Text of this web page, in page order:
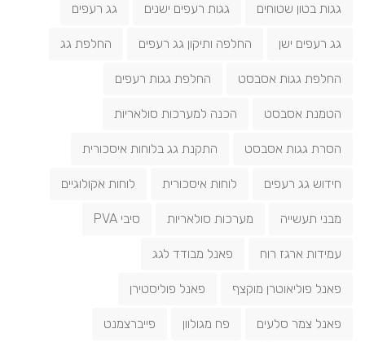
גגות בטון שטוחים גגות רעפים ישנים גג רעפים
גג רעפים ישן החלפה ותיקון גג רעפים החלפת גג
החלפת גגות אסבסט החלפת גגות רעפים
הטמנת אסבסט הכנה למערכות סולאריות
הסרת גגות אסבסט התקנת גג בלוחות איסכורית
חידוש גג רעפים לוחות איסכורית לוחות אקולוגיים
מבני תעשייה מערכות סולאריות סיבי PVA
עמידות ארגז רוח פאנל מבודד לגג
פאנל פוליאוטרן מוקצף פאנל פוליסטירן
פאנל צמר סלעים פח מגולוון פייברצמנט